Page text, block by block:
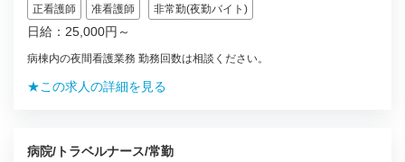
正看護師
准看護師 非常勤(夜勤バイト)
日給：25,000円～
病棟内の夜間看護業務 勤務回数は相談ください。
★この求人の詳細を見る
病院/トラベルナース/常勤